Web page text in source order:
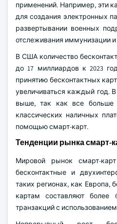
применений. Например, эти
для создания электронных
развертывании военных
отслеживания иммунизации
В США количество
до 17 миллиардов к 2023
принятию бесконтактных
увеличиваться каждый год.
выше, так как все больше
классических наличных
помощью смарт-карт.
Тенденции рынка смарт-
Мировой рынок смарт-
бесконтактные и
таких регионах, как Европа,
картам составляют более
транзакций с